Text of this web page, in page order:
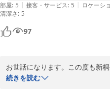
部屋: 5 | 接客・サービス: 5 | ロケーシ
清潔さ: 5
97
お世話になります。この度も新
いただきまして誠にありがとう
続きを読む